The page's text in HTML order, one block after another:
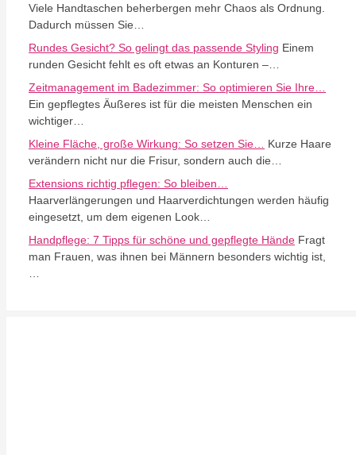
Viele Handtaschen beherbergen mehr Chaos als Ordnung.
Dadurch müssen Sie…
Rundes Gesicht? So gelingt das passende Styling Einem
runden Gesicht fehlt es oft etwas an Konturen –…
Zeitmanagement im Badezimmer: So optimieren Sie Ihre…
Ein gepflegtes Äußeres ist für die meisten Menschen ein
wichtiger…
Kleine Fläche, große Wirkung: So setzen Sie…
Kurze Haare
verändern nicht nur die Frisur, sondern auch die…
Extensions richtig pflegen: So bleiben…
Haarverlängerungen und Haarverdichtungen werden häufig
eingesetzt, um dem eigenen Look…
Handpflege: 7 Tipps für schöne und gepflegte Hände Fragt
man Frauen, was ihnen bei Männern besonders wichtig ist,